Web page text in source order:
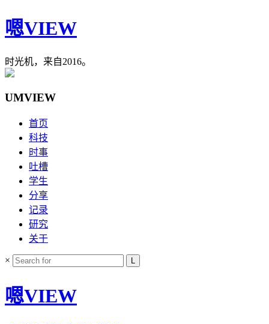
嗯VIEW
时光机，来自2016。
UMVIEW
首页
科技
时事
吐槽
学生
分享
记录
研究
关于
×
嗯VIEW